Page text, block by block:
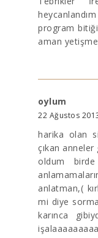
program
aman
oylum
22 Ağustos
harika olan
çıkan
oldum
anlatman,(
mi diye
karınca